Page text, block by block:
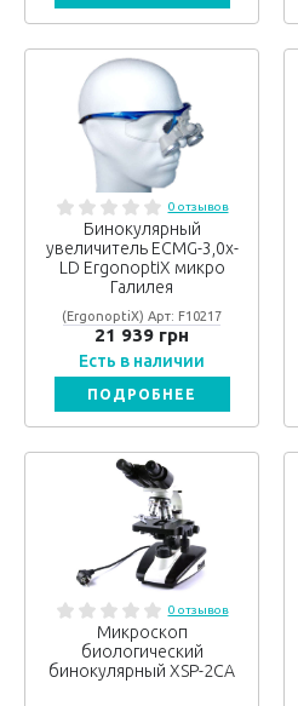
0 отзывов
Бинокулярный
увеличитель ECMG-3,0x-
LD ErgonoptiX микро
Галилея
(ErgonoptiX) Арт: F10217
21 939 грн
Есть в наличии
ПОДРОБНЕЕ
0 отзывов
Микроскоп
биологический
бинокулярный XSP-2CA